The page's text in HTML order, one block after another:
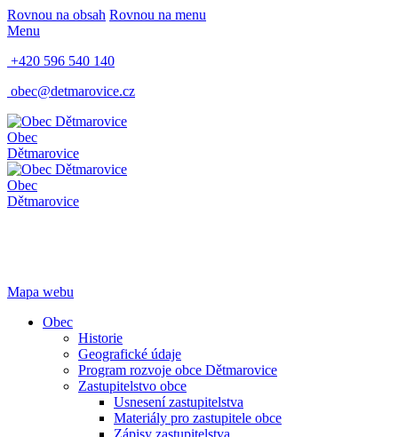
Rovnou na obsah Rovnou na menu
Menu
+420 596 540 140
obec@detmarovice.cz
Obec
Dětmarovice
Obec
Dětmarovice
Mapa webu
Obec
Historie
Geografické údaje
Program rozvoje obce Dětmarovice
Zastupitelstvo obce
Usnesení zastupitelstva
Materiály pro zastupitele obce
Zápisy zastupitelstva